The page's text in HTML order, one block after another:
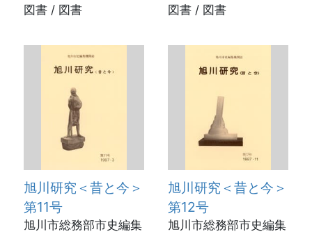
31日
図書 / 図書
25日
図書 / 図書
旭川研究＜昔と今＞
第11号
旭川市総務部市史編集
旭川研究＜昔と今＞
第12号
旭川市総務部市史編集